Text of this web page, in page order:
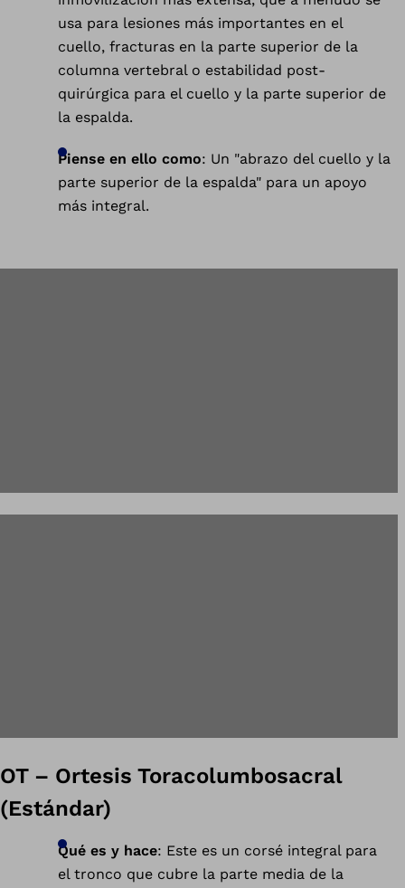
usa para lesiones más importantes en el
cuello, fracturas en la parte superior de la
columna vertebral o estabilidad post-
quirúrgica para el cuello y la parte superior de
la espalda.
Piense en ello como: Un "abrazo del cuello y la
parte superior de la espalda" para un apoyo
más integral.
OT – Ortesis Toracolumbosacral
(Estándar)
Qué es y hace: Este es un corsé integral para
el tronco que cubre la parte media de la